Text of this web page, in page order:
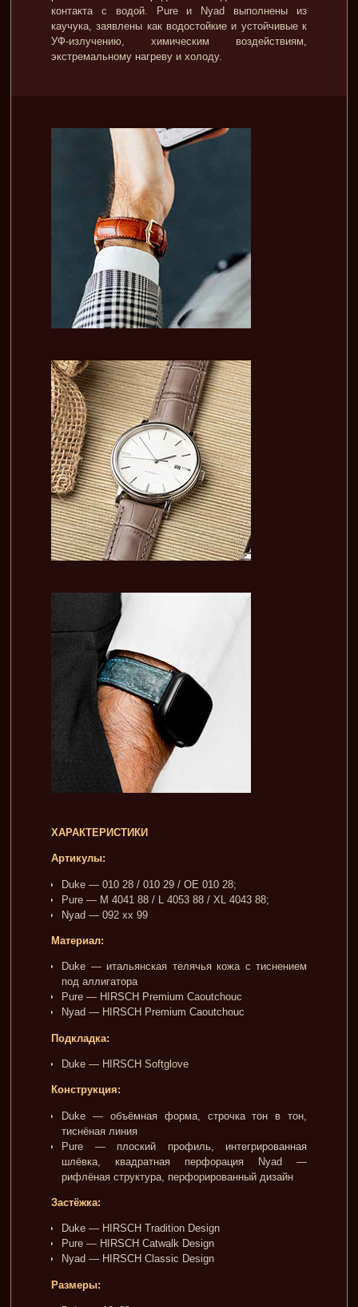
контакта с водой. Pure и Nyad выполнены из
каучука, заявлены как водостойкие и устойчивые к
УФ-излучению, химическим воздействиям,
экстремальному нагреву и холоду.
ХАРАКТЕРИСТИКИ
Артикулы:
Duke — 010 28 / 010 29 / OE 010 28;
Pure — M 4041 88 / L 4053 88 / XL 4043 88;
Nyad — 092 xx 99
Материал:
Duke — итальянская телячья кожа с тиснением
под аллигатора
Pure — HIRSCH Premium Caoutchouc
Nyad — HIRSCH Premium Caoutchouc
Подкладка:
Duke — HIRSCH Softglove
Конструкция:
Duke — объёмная форма, строчка тон в тон,
тиснёная линия
Pure — плоский профиль, интегрированная
шлёвка, квадратная перфорация Nyad —
рифлёная структура, перфорированный дизайн
Застёжка:
Duke — HIRSCH Tradition Design
Pure — HIRSCH Catwalk Design
Nyad — HIRSCH Classic Design
Размеры: